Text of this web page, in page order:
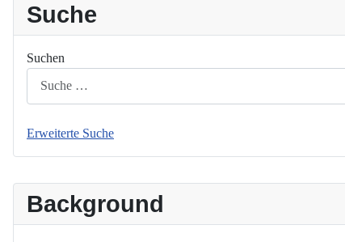
Background
Suche
Suchen
Erweiterte Suche